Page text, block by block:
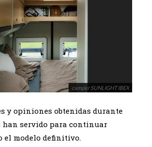
camper SUNLIGHT IBEX
y opiniones obtenidas durante
han servido para continuar
el modelo definitivo.